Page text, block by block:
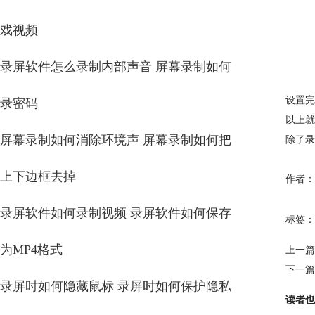
戏视频
录屏软件怎么录制内部声音 屏幕录制如何
录密码
屏幕录制如何消除环境声 屏幕录制如何把
上下边框去掉
录屏软件如何录制视频 录屏软件如何保存
为MP4格式
录屏时如何隐藏鼠标 录屏时如何保护隐私
设置
以上
除了
作者
标签：
上一
下一
读者